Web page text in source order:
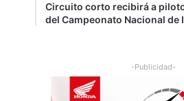
Circuito corto recibirá a
del Campeonato Nacional de
-Publicidad-